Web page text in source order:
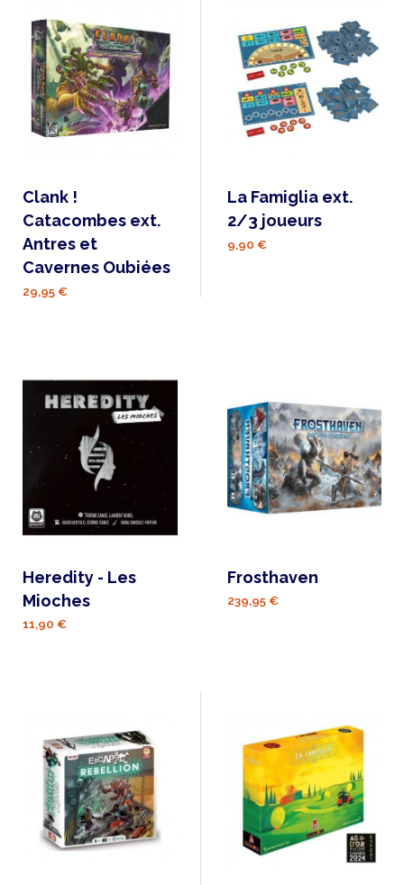
Clank !
Catacombes ext.
Antres et
Cavernes Oubiées
29,95 €
La Famiglia ext.
2/3 joueurs
9,90 €
Heredity - Les
Mioches
11,90 €
Frosthaven
239,95 €